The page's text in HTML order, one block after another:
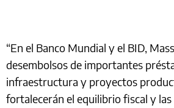
“En el Banco Mundial y el BID,
desembolsos de importantes
infraestructura y proyectos
fortalecerán el equilibrio fiscal y las